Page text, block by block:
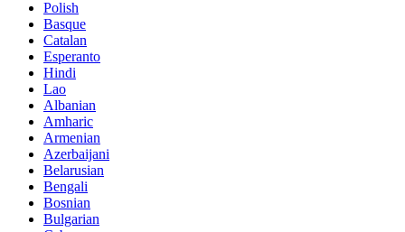
Polish
Basque
Catalan
Esperanto
Hindi
Lao
Albanian
Amharic
Armenian
Azerbaijani
Belarusian
Bengali
Bosnian
Bulgarian